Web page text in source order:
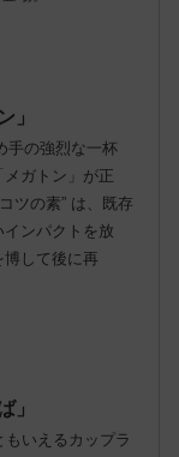
」
手の強烈な一杯
ガトン」が正
ツの素” は、既存
ンパクトを放
して後に再
」
いえるカップラ